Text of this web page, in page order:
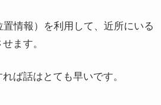
情報）を利用して、近所にいる
ます。
ば話はとても早いです。